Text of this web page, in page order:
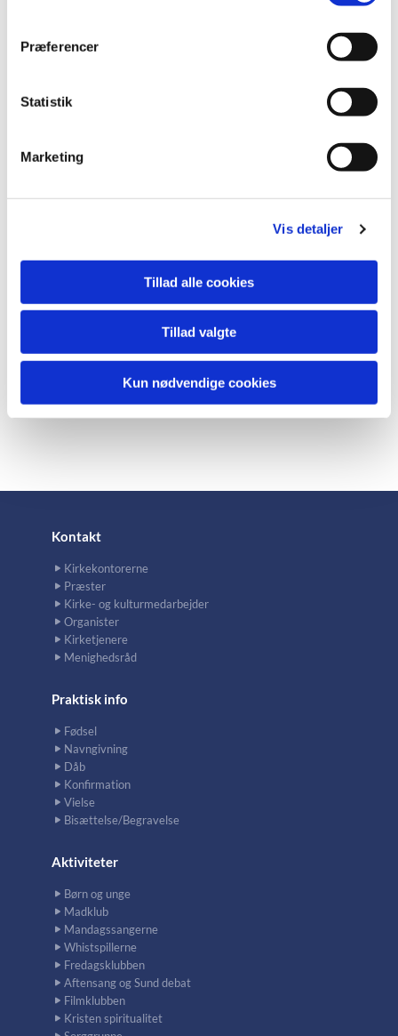
Præferencer
Statistik
Marketing
Vis detaljer
Tillad alle cookies
Tillad valgte
Kun nødvendige cookies
Du vil måske også kunne lide...
Kontakt
Kirkekontorerne
Præster
Kirke- og kulturmedarbejder
Organister
Kirketjenere
Menighedsråd
Praktisk info
Fødsel
Navngivning
Dåb
Konfirmation
Vielse
Bisættelse/Begravelse
Aktiviteter
Børn og unge
Madklub
Mandagssangerne
Whistspillerne
Fredagsklubben
Aftensang og Sund debat
Filmklubben
Kristen spiritualitet